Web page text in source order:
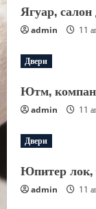
Ягуар, салон
admin 11
Двери
Ютм,
admin 11
Двери
Юпитер лок,
admin 11